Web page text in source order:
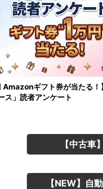
Amazonギフト券が当たる！
ス」読者アンケート
【中古車
【NEW】自